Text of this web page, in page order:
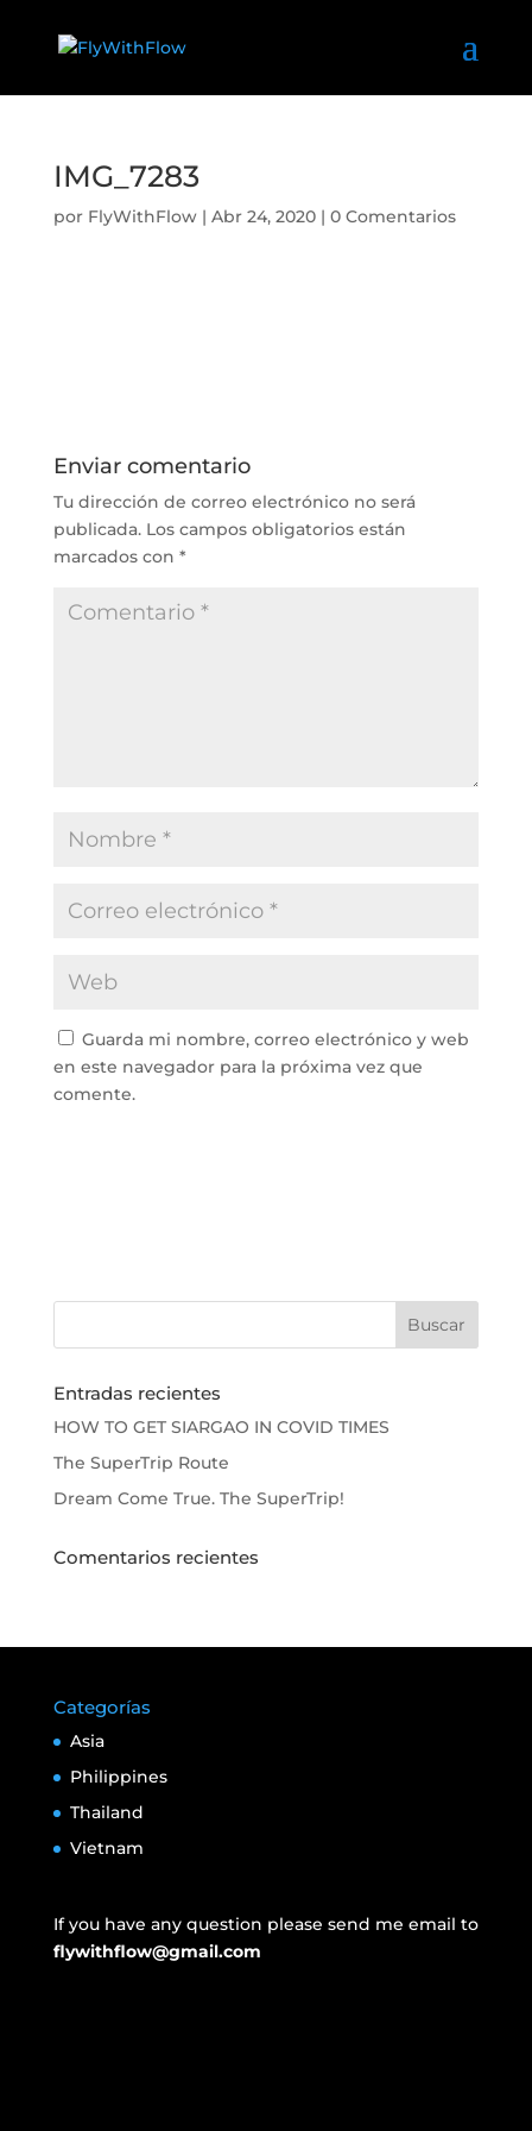
IMG_7283
por FlyWithFlow| Abr 24, 2020| 0 Comentarios
Enviar comentario
Tu dirección de correo electrónico no será
publicada. Los campos obligatorios están
marcados con *
Guarda mi nombre, correo electrónico y web
en este navegador para la próxima vez que
comente.
Entradas recientes
HOW TO GET SIARGAO IN COVID TIMES
The SuperTrip Route
Dream Come True. The SuperTrip!
Comentarios recientes
Categorías
Asia
Philippines
Thailand
Vietnam
If you have any question please send me email to
flywithflow@gmail.com